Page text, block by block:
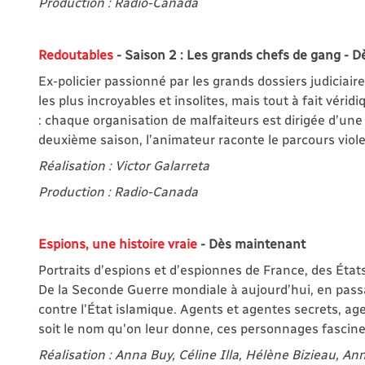
Redoutables - Saison 2 : Les grands chefs de gang -
Ex-policier passionné par les grands dossiers
les plus incroyables et insolites, mais tout à fait
: chaque organisation de malfaiteurs est dirigée
deuxième saison, l’animateur raconte le parcours
Réalisation : Victor Galarreta
Production : Radio-Canada
Espions, une histoire vraie - Dès maintenant
Portraits d’espions et d’espionnes de France, des
De la Seconde Guerre mondiale à aujourd’hui, en
contre l’État islamique. Agents et agentes secrets,
soit le nom qu'on leur donne, ces personnages
Réalisation : Anna Buy, Céline Illa, Hélène Bizieau,